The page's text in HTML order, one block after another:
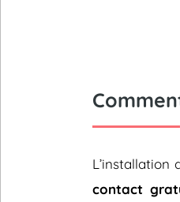
contact